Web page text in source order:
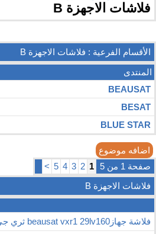
فلاشات الاجهزة B
الأقسام الفرعية : فلاشات الاجهزة B
المنتدى
BEAUSAT
BESAT
BLUE STAR
اضافه موضوع
صفحة 1 من 5
1
2
3
4
5
>
فلاشات الاجهزة B
فلاشة جهازbeausat vxr1 29lv160 ثري جي شيرنج